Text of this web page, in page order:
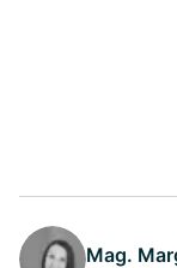
Mag.